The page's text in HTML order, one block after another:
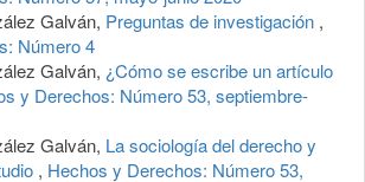
Galván, Preguntas de investigación ,
Número 4
Galván, ¿Cómo se escribe un artículo
y Derechos: Número 53, septiembre-
Galván, La sociología del derecho y
, Hechos y Derechos: Número 53,